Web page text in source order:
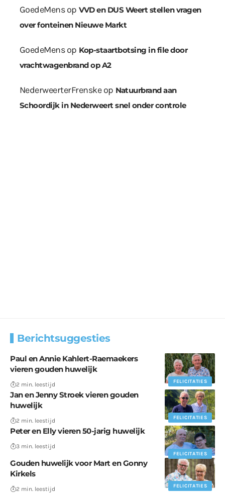
GoedeMensop VVD en DUS Weert stellen vragen
over fonteinen Nieuwe Markt
GoedeMensop Kop-staartbotsing in file door
vrachtwagenbrand op A2
NederweerterFrenskeop Natuurbrand aan
Schoordijk in Nederweert snel onder controle
Berichtsuggesties
FELICITATIES
Paul en Annie Kahlert-Raemaekers
vieren gouden huwelijk
2 min. leestijd
FELICITATIES
Jan en Jenny Stroek vieren gouden
huwelijk
2 min. leestijd
FELICITATIES
Peter en Elly vieren 50-jarig huwelijk
3 min. leestijd
FELICITATIES
Gouden huwelijk voor Mart en Gonny
Kirkels
2 min. leestijd